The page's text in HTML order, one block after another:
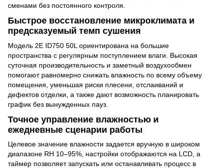
сменами без постоянного контроля.
Быстрое восстановление микроклимата и
предсказуемый темп сушения
Модель 2E ID750 50L ориентирована на большие
пространства с регулярным поступлением влаги. Высокая
суточная производительность и заметный воздухообмен
помогают равномерно снижать влажность по всему объему
помещения, уменьшая риски плесени, отслаиваний и
дефектов отделки, а также дают возможность планировать
график без вынужденных пауз.
Точное управление влажностью и
ежедневные сценарии работы
Целевое значение влажности задается вручную в широком
диапазоне RH 10–95%, настройки отображаются на LCD, а
таймер позволяет запускать или останавливать процесс в